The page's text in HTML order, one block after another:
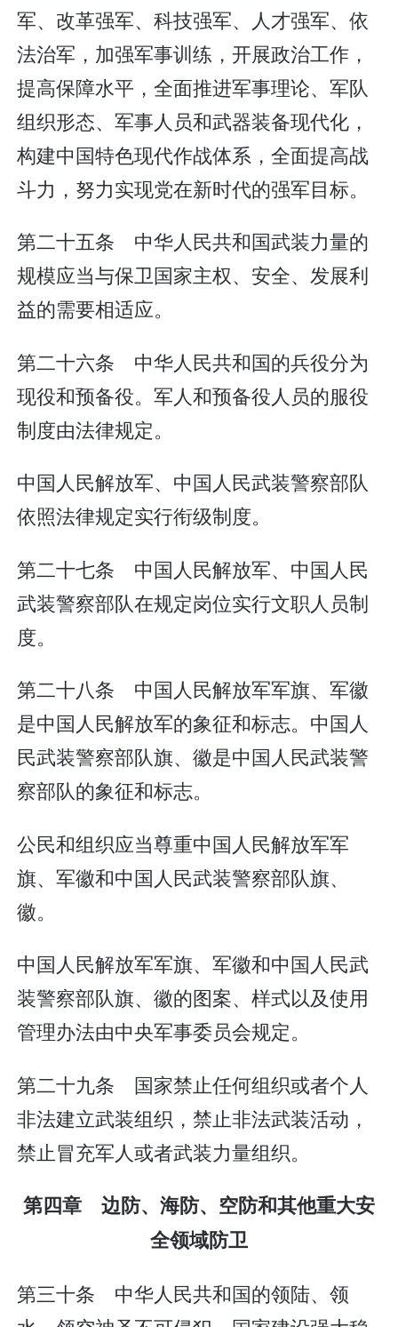
军、改革强军、科技强军、人才强军、依
法治军，加强军事训练，开展政治工作，
提高保障水平，全面推进军事理论、军队
组织形态、军事人员和武器装备现代化，
构建中国特色现代作战体系，全面提高战
斗力，努力实现党在新时代的强军目标。
第二十五条 中华人民共和国武装力量的
规模应当与保卫国家主权、安全、发展利
益的需要相适应。
第二十六条 中华人民共和国的兵役分为
现役和预备役。军人和预备役人员的服役
制度由法律规定。
中国人民解放军、中国人民武装警察部队
依照法律规定实行衔级制度。
第二十七条 中国人民解放军、中国人民
武装警察部队在规定岗位实行文职人员制
度。
第二十八条 中国人民解放军军旗、军徽
是中国人民解放军的象征和标志。中国人
民武装警察部队旗、徽是中国人民武装警
察部队的象征和标志。
公民和组织应当尊重中国人民解放军军
旗、军徽和中国人民武装警察部队旗、
徽。
中国人民解放军军旗、军徽和中国人民武
装警察部队旗、徽的图案、样式以及使用
管理办法由中央军事委员会规定。
第二十九条 国家禁止任何组织或者个人
非法建立武装组织，禁止非法武装活动，
禁止冒充军人或者武装力量组织。
第四章 边防、海防、空防和其他重大安
全领域防卫
第三十条 中华人民共和国的领陆、领